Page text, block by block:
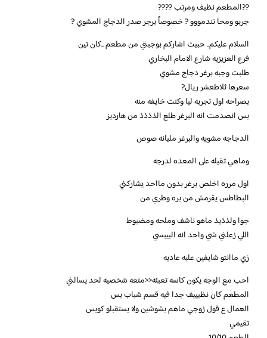
??المطعم نظيف ومرتب ????
جربو ومحا تندمووو ? خصوصاً برجر صدر الدجاج المشوي ?
السلام عليكم.. حبيت اشاركم بوجبتي من مطعم ..كان تين
فرع العزيزيه شارع الامام البخاري
طلبت وجبه برغر دجاج مشوي
سعرها ثلاطعشر ريال?
بصراحه اول تجربه ليا وكنت خايفه منه
بس انصدمت انه البرغر طلع الذذذذ من هارديز
الدجاجه مشويه والبرغر مليانه صوص
وماهي تقيله على المعده لدرجه
اول مرره اخلص برغر بدون مااحد يشاركني
البطاطس يقرمش من بره وطري من
جوا ولذذيذ ماهو ناشف وملحه ومضبوط
اللي زعلني شي واحد انه البيبسي
زي ماانتو شايفين علبه عاديه
احب مع الوجه يكون كاسه تعبئه<<متعه شخصيه لحد يسالني
المطعم كان نظيييف جدا فيه قسم شباب بس
العمال ع قول زوجي ماهم بشوشين ولا يستقبلو كويس
تقيمي